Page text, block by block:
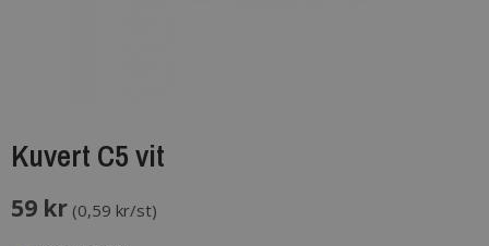
Kuvert C5 vit
59 kr (0,59 kr/st)